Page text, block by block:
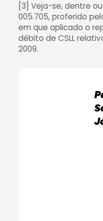
[3] Veja-se, dentre
005.705, proferido
em que aplicado o
débito de CSLL
2009.